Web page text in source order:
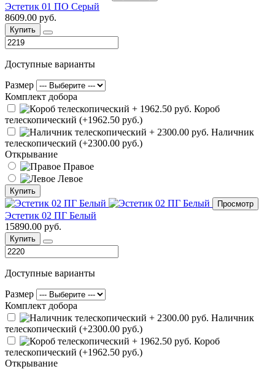
Эстетик 01 ПО Серый
8609.00 руб.
Купить
Доступные варианты
Размер
Комплект добора
Короб
телескопический (+1962.50 руб.)
Наличник
телескопический (+2300.00 руб.)
Открывание
Правое
Левое
Купить
Просмотр
Эстетик 02 ПГ Белый
15890.00 руб.
Купить
Доступные варианты
Размер
Комплект добора
Наличник
телескопический (+2300.00 руб.)
Короб
телескопический (+1962.50 руб.)
Открывание